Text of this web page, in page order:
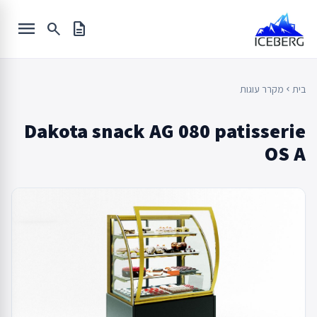
content
description
search
menu
בית chevron_left מקרר עוגות
Dakota snack AG 080 patisserie
OS A